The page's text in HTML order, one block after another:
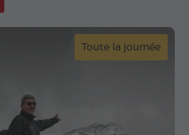
Toute la journée